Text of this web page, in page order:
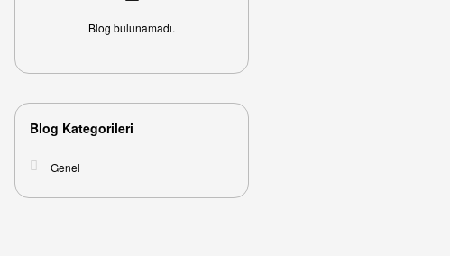
Blog bulunamadı.
Blog Kategorileri
Genel